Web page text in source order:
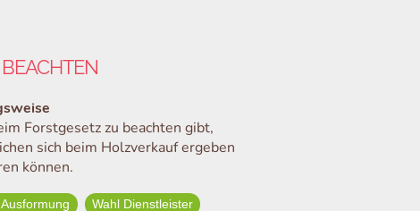
Forstgesetz zu beachten gibt,
sich beim Holzverkauf ergeben
können.
Wahl Dienstleister